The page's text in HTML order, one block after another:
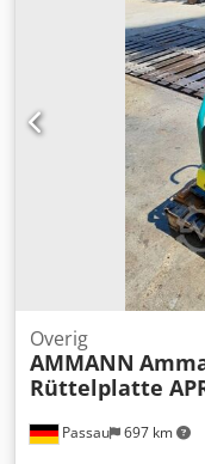
Handgreephoogte
450/600/750 mm
Diesel
kW bij 3200
centrifugale kracht:
Amplitude: 1,7 mm
Passau 697 km
Overig
AMMANN
Rüttelplatte